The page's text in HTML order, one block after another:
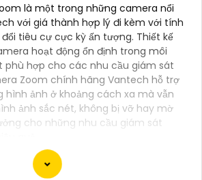
là một trong những camera nổi
với giá thành hợp lý đi kèm với tính
tiêu cự cực kỳ ấn tượng. Thiết kế
hoạt động ổn định trong môi
phù hợp cho các nhu cầu giám sát
Zoom chính hãng Vantech hỗ trợ
hình ảnh ở khoảng cách xa mà vẫn
ảnh sắc nét, không bị vỡ hay mờ
cho những nhu cầu giám sát